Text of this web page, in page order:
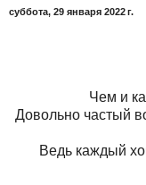
суббота, 29 января 2022 г.
Чем и
Довольно частый
Ведь каждый